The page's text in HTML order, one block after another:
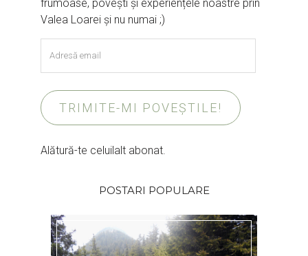
frumoase, povești și experiențele noastre prin
Valea Loarei și nu numai ;)
email
TRIMITE-MI POVEȘTILE!
Alătură-te celuilalt abonat.
POSTARI POPULARE